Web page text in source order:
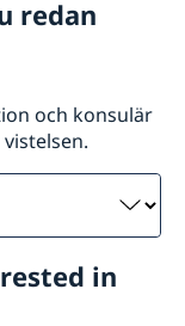
redan
och konsulär
in